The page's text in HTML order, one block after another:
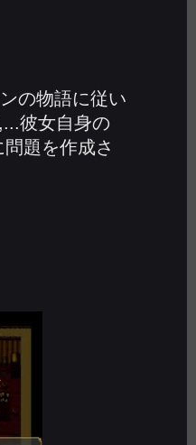
の物語に従い
彼女自身の
題を作成さ